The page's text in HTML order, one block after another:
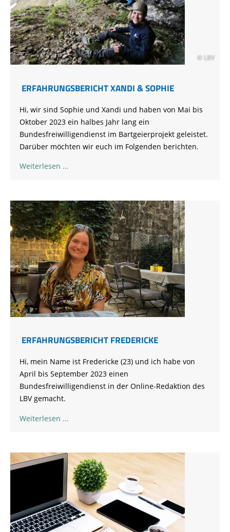
© LBV
ERFAHRUNGSBERICHT XANDI & SOPHIE
Hi, wir sind Sophie und Xandi und haben von Mai bis
Oktober 2023 ein halbes Jahr lang ein
Bundesfreiwilligendienst im Bartgeierprojekt geleistet.
Darüber möchten wir euch im Folgenden berichten.
Weiterlesen
ERFAHRUNGSBERICHT FREDERICKE
Hi, mein Name ist Fredericke (23) und ich habe von
April bis September 2023 einen
Bundesfreiwilligendienst in der Online-Redaktion des
LBV gemacht.
Weiterlesen